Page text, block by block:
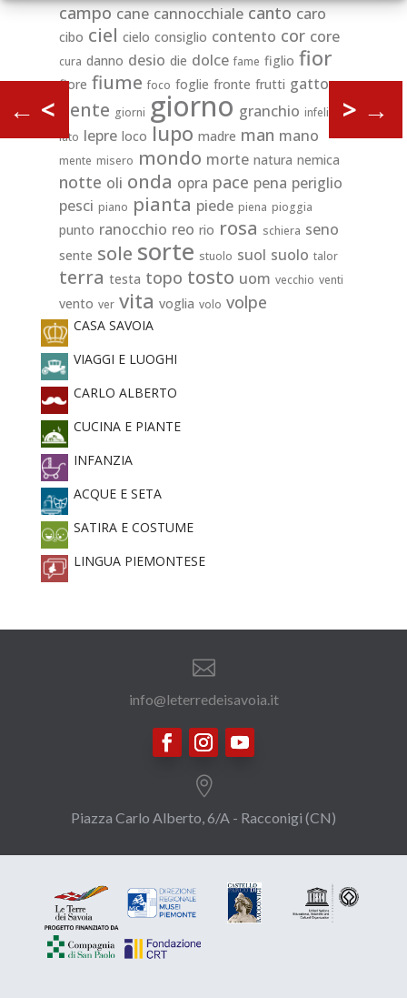
campo cane cannocchiale canto caro
cibo ciel cielo consiglio contento cor core
cura danno desio die dolce fame figlio fior
fiore fiume foco foglie fronte frutti gatto
gente giorni giorno granchio infelice
lato lepre loco lupo madre man mano
mente misero mondo morte natura nemica
notte oli onda opra pace pena periglio
pesci piano pianta piede piena pioggia
punto ranocchio reo rio rosa schiera seno
sente sole sorte stuolo suol suolo talor
terra testa topo tosto uom vecchio venti
vento ver vita voglia volo volpe
CASA SAVOIA
VIAGGI E LUOGHI
CARLO ALBERTO
CUCINA E PIANTE
INFANZIA
ACQUE E SETA
SATIRA E COSTUME
LINGUA PIEMONTESE
← < > →

info@leterredeisavoia.it

Piazza Carlo Alberto, 6/A - Racconigi (CN)